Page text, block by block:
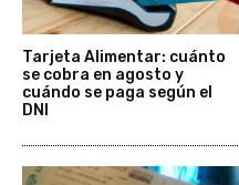
Tarjeta Alimentar: cuánto
se cobra en agosto y
cuándo se paga según el
DNI